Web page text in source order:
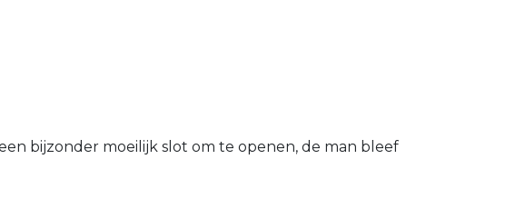
bijzonder moeilijk slot om te openen, de man bleef